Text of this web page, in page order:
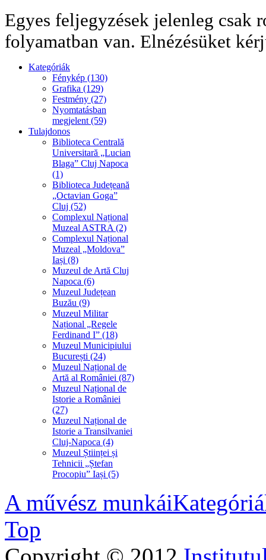
Egyes feljegyzések jelenleg csak
folyamatban van. Elnézésüket
Kategóriák
Fénykép (130)
Grafika (129)
Festmény (27)
Nyomtatásban
megjelent (59)
Tulajdonos
Biblioteca Centrală
Universitară „Lucian
Blaga” Cluj Napoca
(1)
Biblioteca Județeană
„Octavian Goga”
Cluj (52)
Complexul Național
Muzeal ASTRA (2)
Complexul Național
Muzeal „Moldova”
Iași (8)
Muzeul de Artă Cluj
Napoca (6)
Muzeul Județean
Buzău (9)
Muzeul Militar
Național „Regele
Ferdinand I” (18)
Muzeul Municipiului
București (24)
Muzeul Național de
Artă al României (87)
Muzeul Național de
Istorie a României
(27)
Muzeul Național de
Istorie a Transilvaniei
Cluj-Napoca (4)
Muzeul Științei și
Tehnicii „Ștefan
Procopiu” Iași (5)
A művész munkái
Top